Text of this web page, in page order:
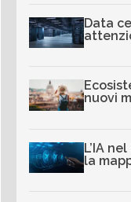
Data
nuovi
L’IA
la